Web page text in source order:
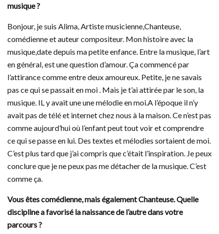
musique ?
Bonjour, je suis Alima, Artiste musicienne,Chanteuse,
comédienne et auteur compositeur. Mon histoire avec la
musique,date depuis ma petite enfance. Entre la musique, l’art
en général, est une question d’amour. Ça commencé par
l’attirance comme entre deux amoureux. Petite, je ne savais
pas ce qui se passait en moi . Mais je t’ai attirée par le son, la
musique. IL y avait une une mélodie en moi.A l’époque il n’y
avait pas de télé et internet chez nous à la maison. Ce n’est pas
comme aujourd’hui où l’enfant peut tout voir et comprendre
ce qui se passe en lui. Des textes et mélodies sortaient de moi.
C’est plus tard que j’ai compris que c’était l’inspiration. Je peux
conclure que je ne peux pas me détacher de la musique. C’est
comme ça.
Vous êtes comédienne, mais également Chanteuse. Quelle
discipline a favorisé la naissance de l’autre dans votre
parcours ?